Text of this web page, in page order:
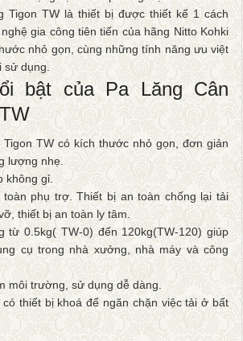
Tigon TW là thiết bị được thiết kế 1 cách
gia công tiên tiến của hãng Nitto Kohki
nhỏ gọn, cùng những tính năng ưu việt
dụng.
bật của Pa Lăng Cân
TW có kích thước nhỏ gọn, đơn giản
lượng nhẹ.
không gỉ.
phụ trợ. Thiết bị an toàn chống lại tải
thiết bị an toàn ly tâm.
từ 0.5kg( TW-0) đến 120kg(TW-120) giúp
cụ trong nhà xưởng, nhà máy và công
môi trường, sử dụng dễ dàng.
thiết bị khoá để ngăn chặn việc tải ở bất